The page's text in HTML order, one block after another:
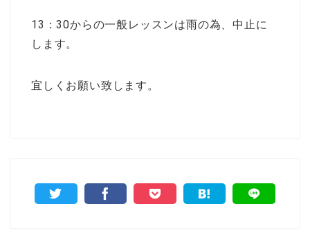
13：30からの一般レッスンは雨の為、中止に
します。
宜しくお願い致します。